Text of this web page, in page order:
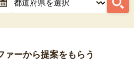
ァーから提案をもらう